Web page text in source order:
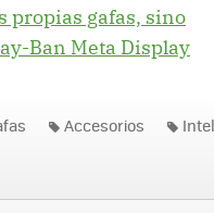
propias gafas, sino
Ban Meta Display
Accesorios